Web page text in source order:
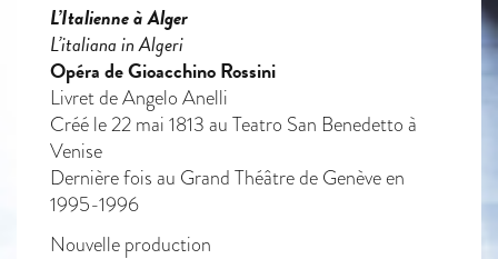
L’Italienne à Alger
L’italiana in Algeri
Opéra de Gioacchino Rossini
Livret de Angelo Anelli
Créé le 22 mai 1813 au Teatro San Benedetto à
Venise
Dernière fois au Grand Théâtre de Genève en
1995-1996
Nouvelle production